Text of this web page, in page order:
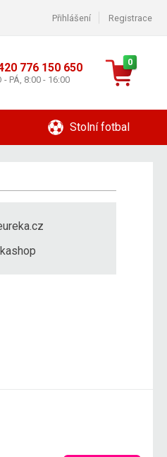
Přihlášení Registrace
776 150 650
- PÁ, 8:00 - 16:00
0
Stolní fotbal